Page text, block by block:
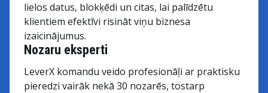
Nozaru eksperti
LeverX komandu veido profesionāļi ar praktisku
pieredzi vairāk nekā 30 nozarēs, tostarp
lielos datus, blokķēdi un citas, lai palīdzētu
klientiem efektīvi risināt viņu biznesa
izaicinājumus.